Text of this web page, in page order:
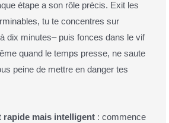
étape a son rôle précis. Exit les
tu te concentres sur
à dix minutes– puis fonces dans le vif
quand le temps presse, ne saute
peine de mettre en danger tes
rapide mais intelligent : commence